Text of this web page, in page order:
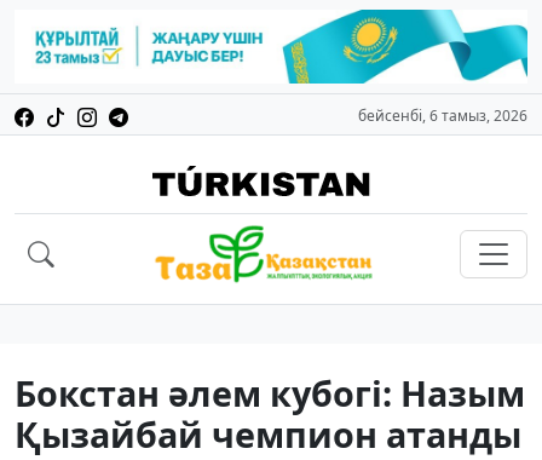
бейсенбі, 6 тамыз, 2026
Бокстан әлем кубогі: Назым
Қызайбай чемпион атанды